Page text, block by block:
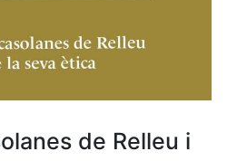
de Relleu i